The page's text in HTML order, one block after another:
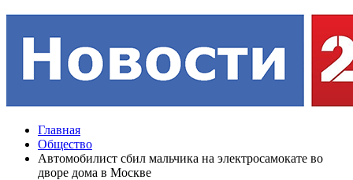
Главная
Общество
Автомобилист сбил мальчика на электросамокате во
дворе дома в Москве